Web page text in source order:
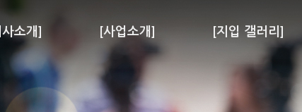
사소개] [사업소개] [지입 갤러리]